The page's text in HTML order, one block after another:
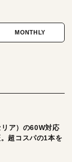
MONTHLY
ア）の60W対応
超コスパの1本を